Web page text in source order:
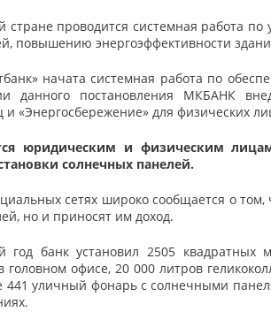
стране проводится системная работа
повышению энергоэффективности
начата системная работа по
данного постановления МКБАНК
«Энергосбережение» для физических
юридическим и физическим
солнечных панелей.
сетях широко сообщается о
но и приносят им доход.
банк установил 2505 квадратных
офисе, 20 000 литров
441 уличный фонарь с солнечными